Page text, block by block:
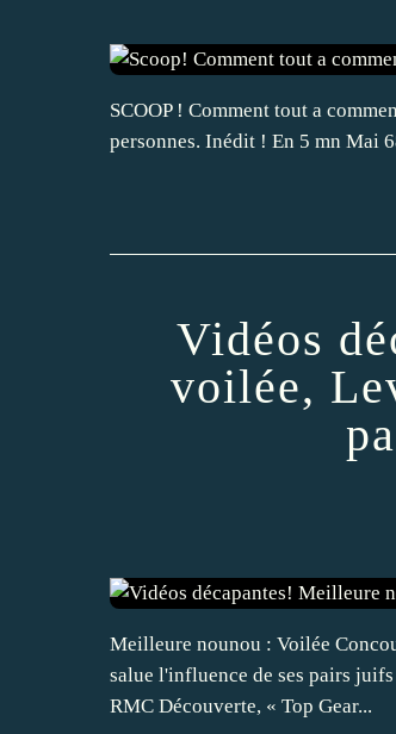
SCOOP ! Comment tout a
personnes. Inédit ! En 5 mn Mai
Vidéos
voilée,
Meilleure nounou : Voilée
salue l'influence de ses pairs
RMC Découverte, « Top Gear...